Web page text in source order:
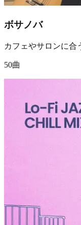
ボサノバ
カフェやサロンに合
50曲